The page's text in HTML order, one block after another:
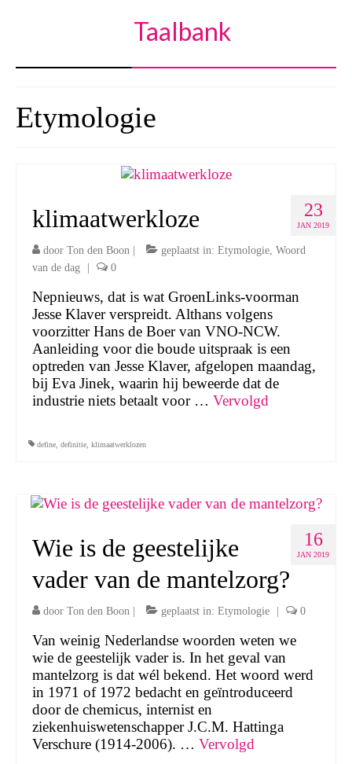
Taalbank
Etymologie
23
JAN 2019
klimaatwerkloze
door Ton den Boon | geplaatst in: Etymologie Woord
van de dag
| 0
Nepnieuws, dat is wat GroenLinks-voorman
Jesse Klaver verspreidt. Althans volgens
voorzitter Hans de Boer van VNO-NCW.
Aanleiding voor die boude uitspraak is een
optreden van Jesse Klaver, afgelopen maandag,
bij Eva Jinek, waarin hij beweerde dat de
industrie niets betaalt voor … Vervolgd
define definitie klimaatwerklozen
16
JAN 2019
Wie is de geestelijke
vader van de mantelzorg?
door Ton den Boon geplaatst in: Etymologie 0
Van weinig Nederlandse woorden weten we
wie de geestelijk vader is. In het geval van
mantelzorg is dat wél bekend. Het woord werd
in 1971 of 1972 bedacht en geïntroduceerd
door de chemicus, internist en
ziekenhuiswetenschapper J.C.M. Hattinga
Verschure (1914-2006). … Vervolgd